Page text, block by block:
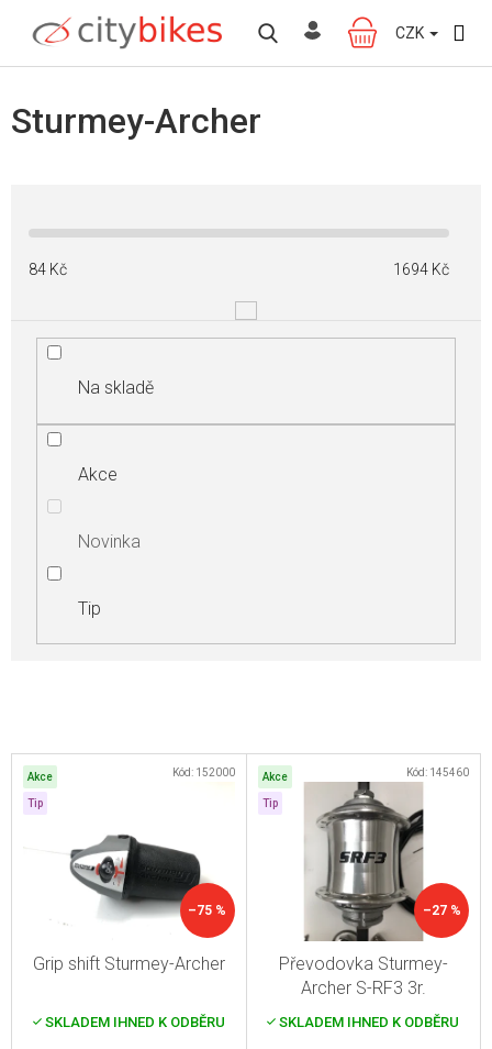
obsah
NÁKUPNÍ
KOŠÍK
CZK
Sturmey-Archer
84 Kč 1694 Kč
Na skladě
Akce
Novinka
Tip
V
ý
Akce
Tip
–75 %
Grip shift Sturmey-Archer
SKLADEM IHNED K ODBĚRU
Kód: 152000 Akce
Tip
–27 %
Převodovka Sturmey-
Archer S-RF3 3r.
volnoběžný
SKLADEM IHNED K ODBĚRU
Kód: 145460